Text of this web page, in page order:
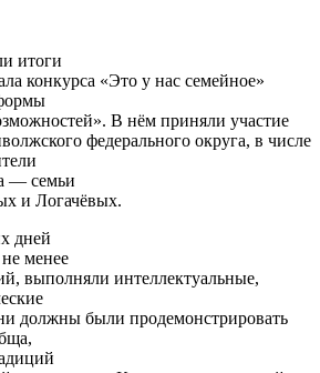
итоги
конкурса «Это у нас семейное»
В нём приняли участие
федерального округа, в числе
— семьи
и Логачёвых.
дней
менее
выполняли интеллектуальные,
должны были продемонстрировать